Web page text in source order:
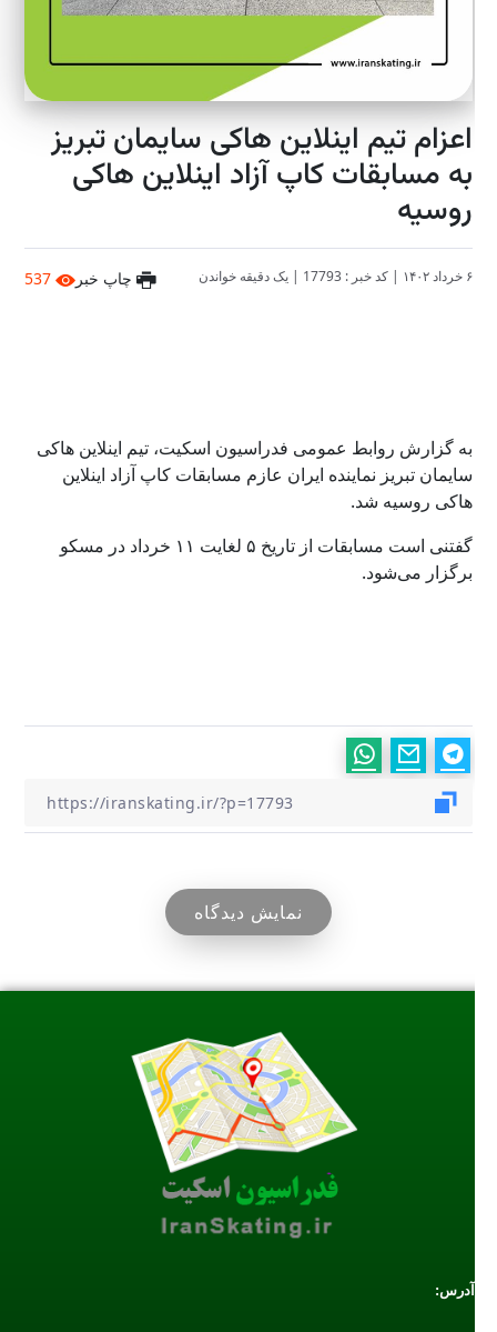
اعزام تیم اینلاین هاکی سایمان تبریز
به مسابقات کاپ آزاد اینلاین هاکی
روسیه
|کد خبر : 17793 |یک دقیقه خواندن چاپ خبر 537
به گزارش روابط عمومی فدراسیون اسکیت، تیم اینلاین هاکی
سایمان تبریز نماینده ایران عازم مسابقات کاپ آزاد اینلاین
هاکی روسیه شد.
گفتنی است مسابقات از تاریخ ۵ لغایت ۱۱ خرداد در مسکو
برگزار می‌شود.
نمایش دیدگاه
آدرس: